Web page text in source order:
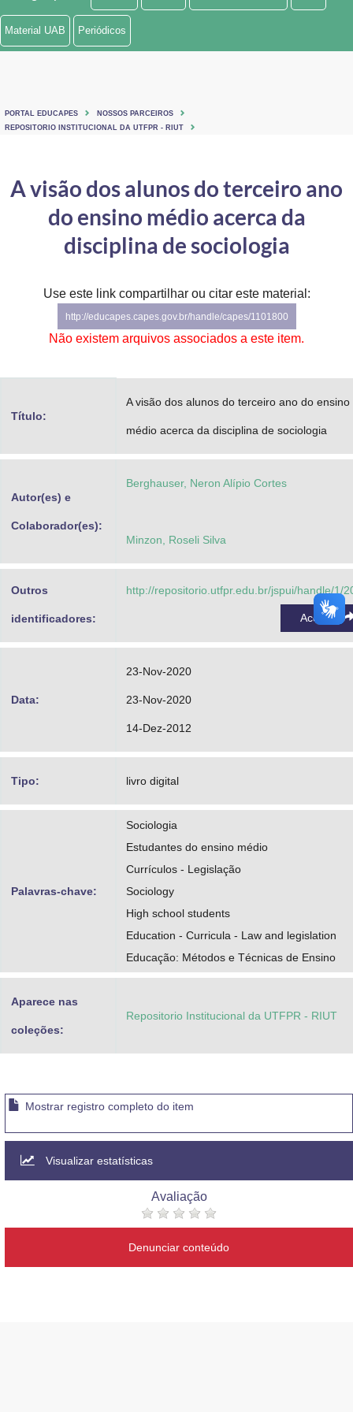
Ministério de Minas e Energia
Ministério do Turismo
Controladoria-Geral da União
Secretaria de Governo
Gabinete de Segurança Institucional
Material UAB Periódicos
PORTAL EDUCAPES
NOSSOS PARCEIROS
REPOSITORIO INSTITUCIONAL DA UTFPR - RIUT
A visão dos alunos do terceiro ano
do ensino médio acerca da
disciplina de sociologia
Use este link compartilhar ou citar este material:
http://educapes.capes.gov.br/handle/capes/1101800
Não existem arquivos associados a este item.
Título:
A visão dos alunos do terceiro ano do ensino
médio acerca da disciplina de sociologia
Autor(es) e
Colaborador(es):
Berghauser, Neron Alípio Cortes
Minzon, Roseli Silva
Outros
identificadores:
http://repositorio.utfpr.edu.br/jspui/handle/1/
Acessar
Data:
23-Nov-2020
23-Nov-2020
14-Dez-2012
Tipo: livro digital
Palavras-chave:
Sociologia
Estudantes do ensino médio
Currículos - Legislação
Sociology
High school students
Education - Curricula - Law and legislation
Educação: Métodos e Técnicas de Ensino
Aparece nas
coleções:
Repositorio Institucional da UTFPR - RIUT
Mostrar registro completo do item
Visualizar estatísticas
Avaliação
Denunciar conteúdo